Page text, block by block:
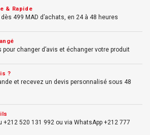
& Rapide
499 MAD d’achats, en 24 à 48 heures
changer d’avis et échanger votre produit
?
et recevez un devis personnalisé sous 48
+212 520 131 992 ou via WhatsApp +212 777